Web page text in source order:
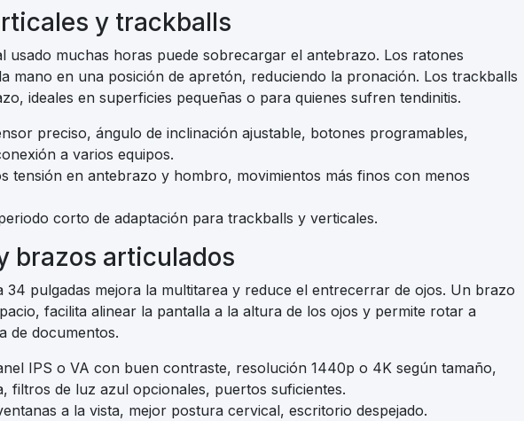
y trackballs
usado muchas horas puede sobrecargar el antebrazo. Los ratones
mano en una posición de apretón, reduciendo la pronación. Los trackballs
ideales en superficies pequeñas o para quienes sufren tendinitis.
preciso, ángulo de inclinación ajustable, botones programables,
a varios equipos.
tensión en antebrazo y hombro, movimientos más finos con menos
corto de adaptación para trackballs y verticales.
brazos articulados
34 pulgadas mejora la multitarea y reduce el entrecerrar de ojos. Un brazo
facilita alinear la pantalla a la altura de los ojos y permite rotar a
de documentos.
IPS o VA con buen contraste, resolución 1440p o 4K según tamaño,
filtros de luz azul opcionales, puertos suficientes.
a la vista, mejor postura cervical, escritorio despejado.